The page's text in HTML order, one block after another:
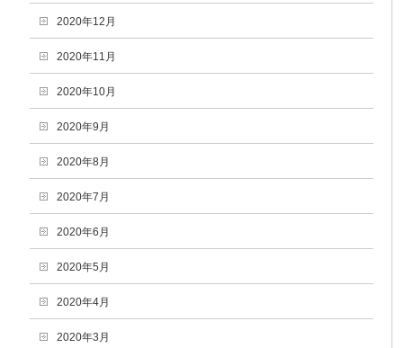
2020年12月
2020年11月
2020年10月
2020年9月
2020年8月
2020年7月
2020年6月
2020年5月
2020年4月
2020年3月